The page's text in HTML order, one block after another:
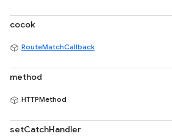
cocok
RouteMatchCallback
method
HTTPMethod
setCatchHandler